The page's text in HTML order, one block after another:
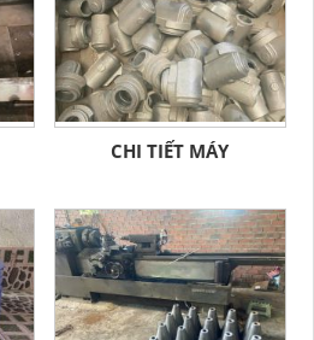
CHI TIẾT MÁY